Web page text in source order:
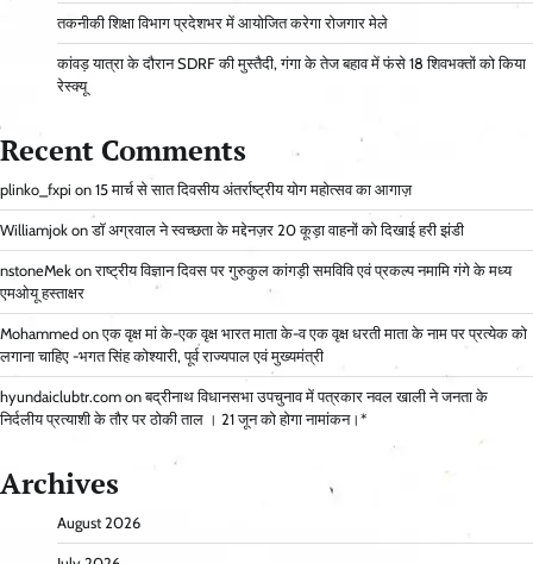
तकनीकी शिक्षा विभाग प्रदेशभर में आयोजित करेगा रोजगार मेले
कांवड़ यात्रा के दौरान SDRF की मुस्तैदी, गंगा के तेज बहाव में फंसे 18 शिवभक्तों को किया
रेस्क्यू
Recent Comments
plinko_fxpi on 15 मार्च से सात दिवसीय अंतर्राष्ट्रीय योग महोत्सव का आगाज़
Williamjok onडॉ अग्रवाल ने स्वच्छता के मद्देनज़र 20 कूड़ा वाहनों को दिखाई हरी झंडी
nstoneMek onराष्ट्रीय विज्ञान दिवस पर गुरुकुल कांगड़ी समविवि एवं प्रकल्प नमामि गंगे के मध्य
एमओयू हस्ताक्षर
Mohammed onएक वृक्ष मां के-एक वृक्ष भारत माता के-व एक वृक्ष धरती माता के नाम पर प्रत्येक को
लगाना चाहिए -भगत सिंह कोश्यारी, पूर्व राज्यपाल एवं मुख्यमंत्री
hyundaiclubtr.com onबद्रीनाथ विधानसभा उपचुनाव में पत्रकार नवल खाली ने जनता के
निर्दलीय प्रत्याशी के तौर पर ठोकी ताल । 21 जून को होगा नामांकन।*
Archives
August 2026